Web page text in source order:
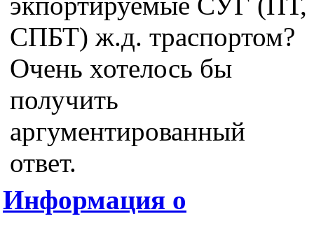
СПБТ) ж.д. траспортом?
Очень хотелось бы
получить
аргументированный
ответ.
Информация о